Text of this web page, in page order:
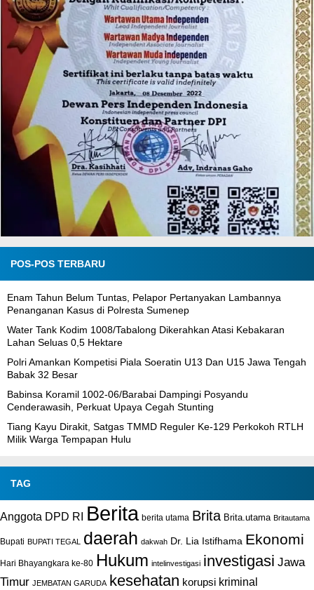
POS-POS TERBARU
Enam Tahun Belum Tuntas, Pelapor Pertanyakan Lambannya
Penanganan Kasus di Polresta Sumenep
Water Tank Kodim 1008/Tabalong Dikerahkan Atasi Kebakaran
Lahan Seluas 0,5 Hektare
Polri Amankan Kompetisi Piala Soeratin U13 Dan U15 Jawa Tengah
Babak 32 Besar
Babinsa Koramil 1002-06/Barabai Dampingi Posyandu
Cenderawasih, Perkuat Upaya Cegah Stunting
Tiang Kayu Dirakit, Satgas TMMD Reguler Ke-129 Perkokoh RTLH
Milik Warga Tempapan Hulu
TAG
Anggota DPD RI Berita berita utama Brita Brita.utama Britautama
Bupati BUPATI TEGAL daerah dakwah Dr. Lia Istifhama Ekonomi
Hari Bhayangkara ke-80 Hukum intelinvestigasi investigasi Jawa
Timur JEMBATAN GARUDA kesehatan korupsi kriminal